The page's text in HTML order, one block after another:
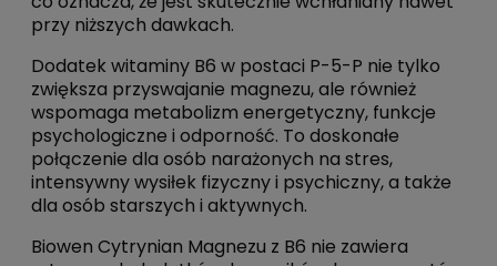
przy niższych dawkach.
Dodatek witaminy B6 w postaci P-5-P nie tylko
zwiększa przyswajanie magnezu, ale również
wspomaga metabolizm energetyczny, funkcje
psychologiczne i odporność. To doskonałe
połączenie dla osób narażonych na stres,
intensywny wysiłek fizyczny i psychiczny, a także
dla osób starszych i aktywnych.
Biowen Cytrynian Magnezu z B6 nie zawiera